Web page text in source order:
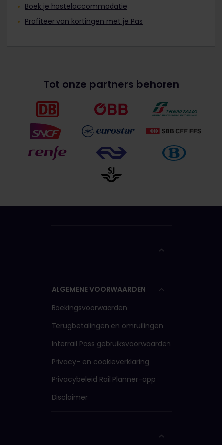
Boek je hostelaccommodatie
Profiteer van kortingen met je Pas
Tot onze partners behoren
ALGEMENE VOORWAARDEN
Boekingsvoorwaarden
Terugbetalingen en omruilingen
Interrail Pass gebruiksvoorwaarden
Privacy- en cookieverklaring
Privacybeleid Rail Planner-app
Disclaimer